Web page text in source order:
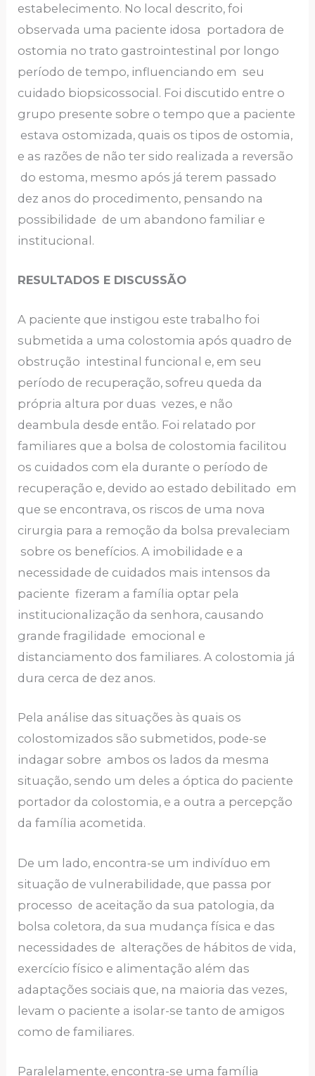
estabelecimento. No local descrito, foi
observada uma paciente idosa portadora de
ostomia no trato gastrointestinal por longo
período de tempo, influenciando em seu
cuidado biopsicossocial. Foi discutido entre o
grupo presente sobre o tempo que a paciente
estava ostomizada, quais os tipos de ostomia,
e as razões de não ter sido realizada a reversão
do estoma, mesmo após já terem passado
dez anos do procedimento, pensando na
possibilidade de um abandono familiar e
institucional.
RESULTADOS E DISCUSSÃO
A paciente que instigou este trabalho foi
submetida a uma colostomia após quadro de
obstrução intestinal funcional e, em seu
período de recuperação, sofreu queda da
própria altura por duas vezes, e não
deambula desde então. Foi relatado por
familiares que a bolsa de colostomia facilitou
os cuidados com ela durante o período de
recuperação e, devido ao estado debilitado em
que se encontrava, os riscos de uma nova
cirurgia para a remoção da bolsa prevaleciam
sobre os benefícios. A imobilidade e a
necessidade de cuidados mais intensos da
paciente fizeram a família optar pela
institucionalização da senhora, causando
grande fragilidade emocional e
distanciamento dos familiares. A colostomia já
dura cerca de dez anos.
Pela análise das situações às quais os
colostomizados são submetidos, pode-se
indagar sobre ambos os lados da mesma
situação, sendo um deles a óptica do paciente
portador da colostomia, e a outra a percepção
da família acometida.
De um lado, encontra-se um indivíduo em
situação de vulnerabilidade, que passa por
processo de aceitação da sua patologia, da
bolsa coletora, da sua mudança física e das
necessidades de alterações de hábitos de vida,
exercício físico e alimentação além das
adaptações sociais que, na maioria das vezes,
levam o paciente a isolar-se tanto de amigos
como de familiares.
Paralelamente, encontra-se uma família